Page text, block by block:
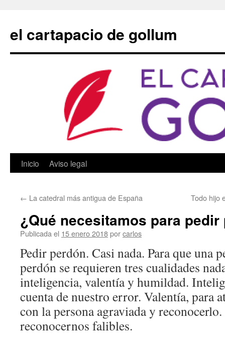
contenido
el cartapacio de gollum
Inicio Aviso legal
← La catedral más antigua de España Todo hijo
¿Qué necesitamos para pedir
Publicada el 15 enero 2018porcarlos
Pedir perdón. Casi nada. Para que una
perdón se requieren tres cualidades
inteligencia, valentía y humildad.
cuenta de nuestro error. Valentía, para
con la persona agraviada y
reconocernos falibles.